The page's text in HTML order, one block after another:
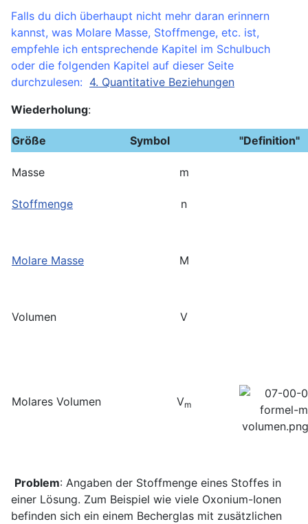
Falls du dich überhaupt nicht mehr daran erinnern
kannst, was Molare Masse, Stoffmenge, etc. ist,
empfehle ich entsprechende Kapitel im Schulbuch
oder die folgenden Kapitel auf dieser Seite
durchzulesen: 4. Quantitative Beziehungen
Wiederholung:
Größe Symbol "Definition"
Masse m
Stoffmenge n
Molare Masse M
Volumen V
Molares Volumen Vm
Problem: Angaben der Stoffmenge eines Stoffes in
einer Lösung. Zum Beispiel wie viele Oxonium-Ionen
befinden sich ein einem Becherglas mit zusätzlichen